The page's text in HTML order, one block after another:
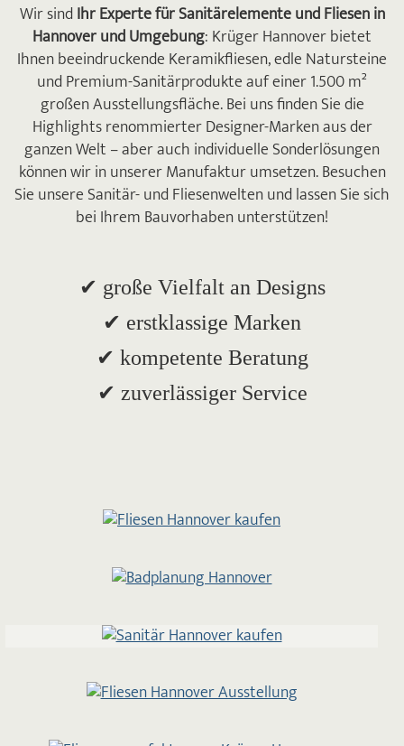
Wir sindIhr Experte für Sanitärelemente und Fliesen in
Hannover und Umgebung: Krüger Hannover bietet
Ihnen beeindruckende Keramikfliesen, edle Natursteine
und Premium-Sanitärprodukte auf einer 1.500 m²
großen Ausstellungsfläche. Bei uns finden Sie die
Highlights renommierter Designer-Marken aus der
ganzen Welt – aber auch individuelle Sonderlösungen
können wir in unserer Manufaktur umsetzen. Besuchen
Sie unsere Sanitär- und Fliesenwelten und lassen Sie sich
bei Ihrem Bauvorhaben unterstützen!
✔ große Vielfalt an Designs
✔ erstklassige Marken
✔ kompetente Beratung
✔ zuverlässiger Service
Badplanung›
Sanitär & Ausstattung
Ausstellung›
Manufaktur›